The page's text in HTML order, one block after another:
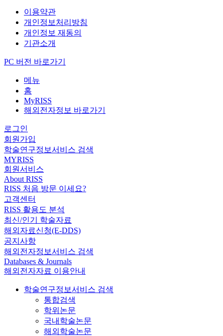
이용약관
개인정보처리방침
개인정보 재동의
기관소개
PC 버전 바로가기
메뉴
홈
MyRISS
해외전자정보 바로가기
로그인
회원가입
학술연구정보서비스 검색
MYRISS
회원서비스
About RISS
RISS 처음 방문 이세요?
고객센터
RISS 활용도 분석
최신/인기 학술자료
해외자료신청(E-DDS)
공지사항
해외전자정보서비스 검색
Databases & Journals
해외전자자료 이용안내
학술연구정보서비스 검색
통합검색
학위논문
국내학술논문
해외학술논문